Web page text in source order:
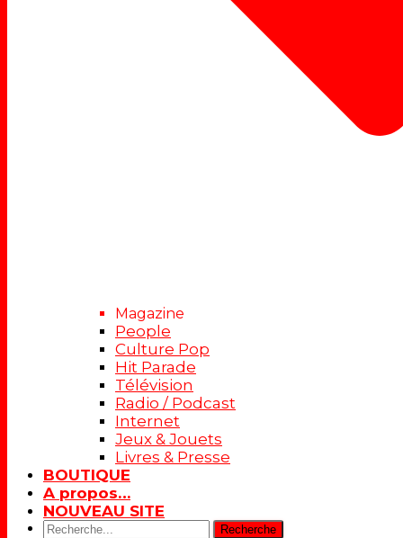
Magazine
People
Culture Pop
Hit Parade
Télévision
Radio / Podcast
Internet
Jeux & Jouets
Livres & Presse
BOUTIQUE
A propos…
NOUVEAU SITE
Rechercher: